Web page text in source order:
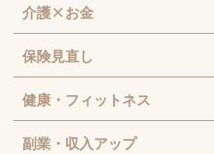
介護×お金
保険見直し
健康・フィットネス
副業・収入アップ